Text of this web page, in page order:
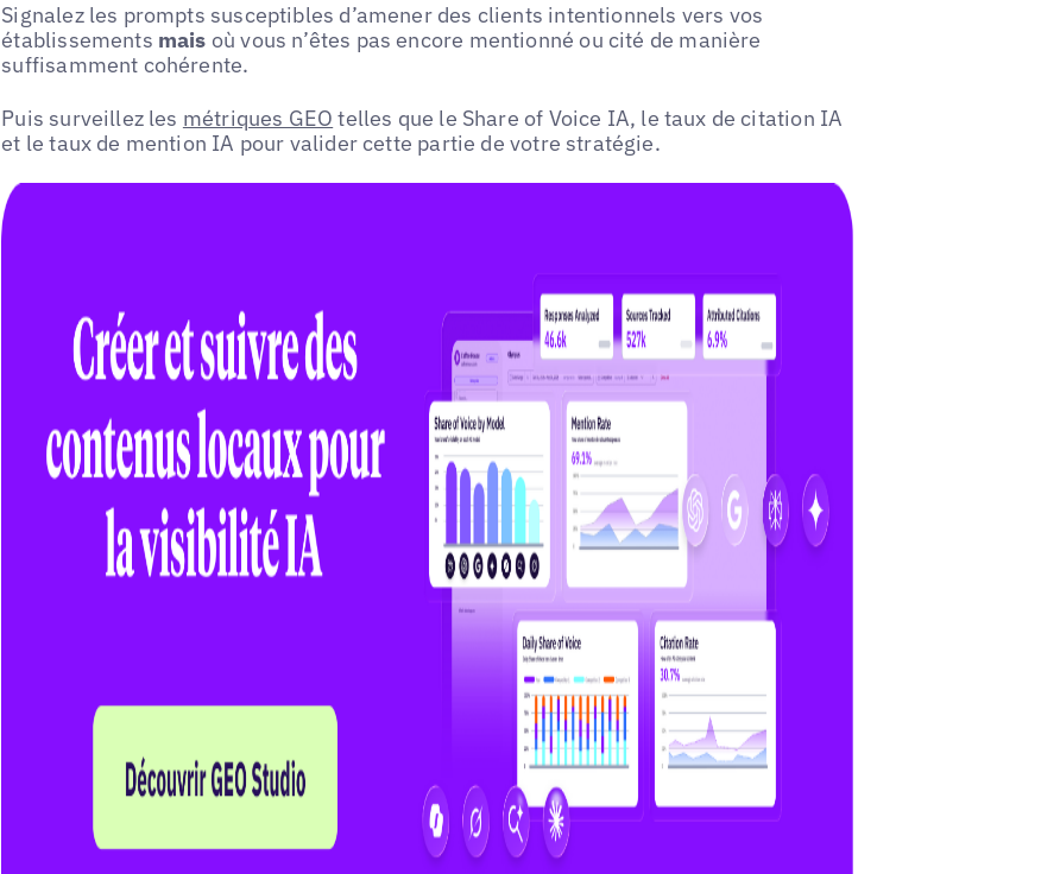
Signalez les prompts susceptibles d’amener des clients intentionnels vers vos
établissements mais où vous n’êtes pas encore mentionné ou cité de manière
suffisamment cohérente.
Puis surveillez les métriques GEO telles que le Share of Voice IA, le taux de citation IA
et le taux de mention IA pour valider cette partie de votre stratégie.